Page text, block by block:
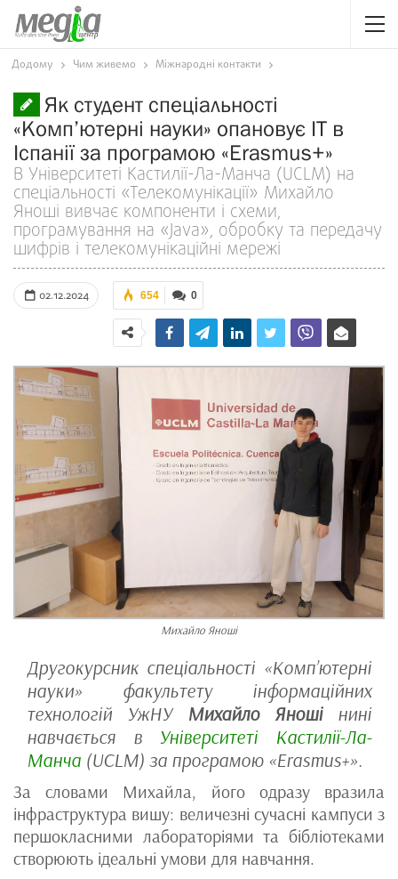
Додому Чим живемо Міжнародні контакти
Як студент спеціальності
«Комп’ютерні науки» опановує ІТ в
Іспанії за програмою «Erasmus+»
В Університеті Кастилії-Ла-Манча (UCLM) на
спеціальності «Телекомунікації» Михайло
Яноші вивчає компоненти і схеми,
програмування на «Java», обробку та передачу
шифрів і телекомунікаційні мережі
02.12.2024 0
654
Михайло Яноші
Другокурсник спеціальності «Комп’ютерні
науки» факультету інформаційних
технологій УжНУ Михайло Яноші нині
навчається в Університеті Кастилії-Ла-
Манча (UCLM) за програмою «Erasmus+».
За словами Михайла, його одразу вразила
інфраструктура вишу: величезні сучасні кампуси з
першокласними лабораторіями та бібліотеками
створюють ідеальні умови для навчання.